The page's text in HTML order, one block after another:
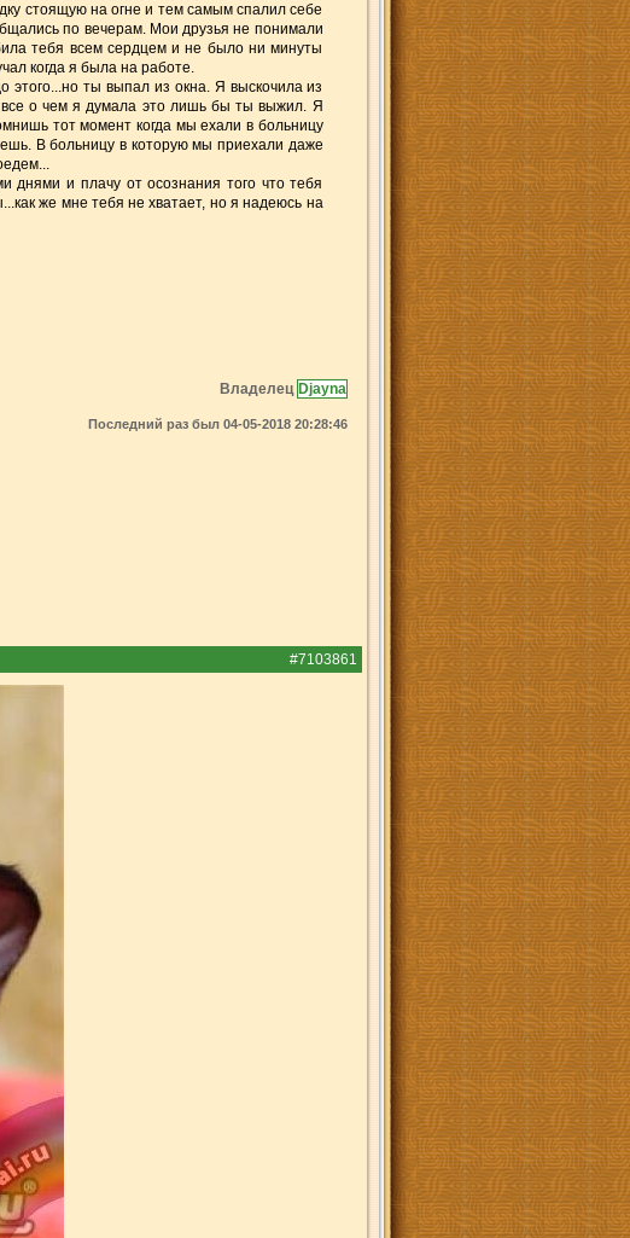
стоящую на огне и тем самым спалил себе
по вечерам. Мои друзья не понимали
тебя всем сердцем и не было ни минуты
когда я была на работе.
ты выпал из окна. Я выскочила из
о чем я думала это лишь бы ты выжил. Я
тот момент когда мы ехали в больницу
В больницу в которую мы приехали даже
днями и плачу от осознания того что тебя
же мне тебя не хватает, но я надеюсь на
Владелец Djayna
Последний раз был 04-05-2018 20:28:46
#7103861